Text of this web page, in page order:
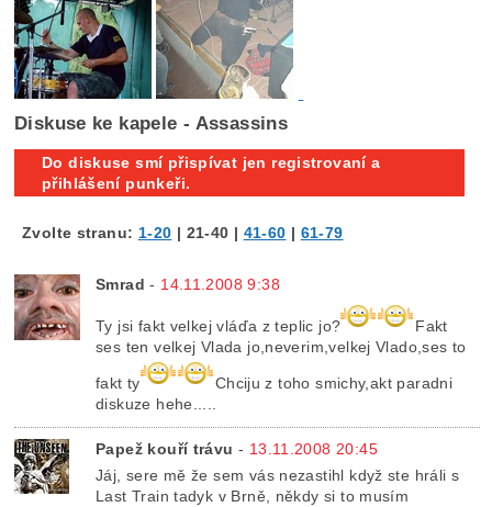
Diskuse ke kapele - Assassins
Do diskuse smí přispívat jen registrovaní a
přihlášení punkeři.
Zvolte stranu: 1-20 | 21-40 | 41-60 | 61-79
Smrad - 14.11.2008 9:38
Ty jsi fakt velkej vláďa z teplic jo?
Fakt
ses ten velkej Vlada jo,neverim,velkej Vlado,ses to
fakt ty
Chciju z toho smichy,akt paradni
diskuze hehe.....
Papež kouří trávu - 13.11.2008 20:45
Jáj, sere mě že sem vás nezastihl když ste hráli s
Last Train tadyk v Brně, někdy si to musím